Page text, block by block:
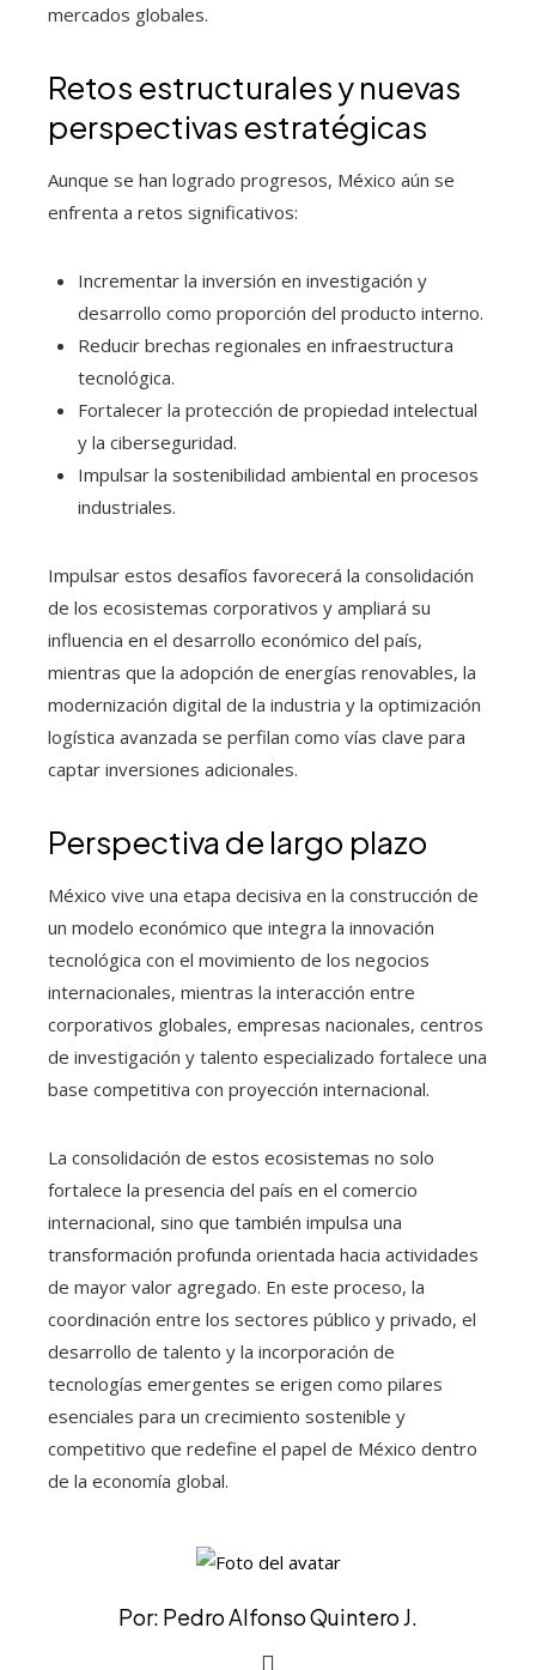
mercados globales.
Retos estructurales y nuevas
perspectivas estratégicas
Aunque se han logrado progresos, México aún se
enfrenta a retos significativos:
Incrementar la inversión en investigación y
desarrollo como proporción del producto interno.
Reducir brechas regionales en infraestructura
tecnológica.
Fortalecer la protección de propiedad intelectual
y la ciberseguridad.
Impulsar la sostenibilidad ambiental en procesos
industriales.
Impulsar estos desafíos favorecerá la consolidación
de los ecosistemas corporativos y ampliará su
influencia en el desarrollo económico del país,
mientras que la adopción de energías renovables, la
modernización digital de la industria y la optimización
logística avanzada se perfilan como vías clave para
captar inversiones adicionales.
Perspectiva de largo plazo
México vive una etapa decisiva en la construcción de
un modelo económico que integra la innovación
tecnológica con el movimiento de los negocios
internacionales, mientras la interacción entre
corporativos globales, empresas nacionales, centros
de investigación y talento especializado fortalece una
base competitiva con proyección internacional.
La consolidación de estos ecosistemas no solo
fortalece la presencia del país en el comercio
internacional, sino que también impulsa una
transformación profunda orientada hacia actividades
de mayor valor agregado. En este proceso, la
coordinación entre los sectores público y privado, el
desarrollo de talento y la incorporación de
tecnologías emergentes se erigen como pilares
esenciales para un crecimiento sostenible y
competitivo que redefine el papel de México dentro
de la economía global.
Por: Pedro Alfonso Quintero J.